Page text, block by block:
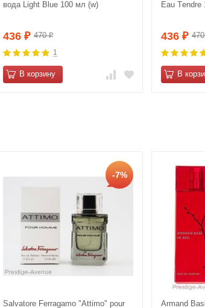
вода Light Blue 100 мл (w)
436 ₽ 470₽
1
В корзину
Eau Tеndre
436 ₽
В
-7%
Salvatore Ferragamo "Attimo" pour
Armand